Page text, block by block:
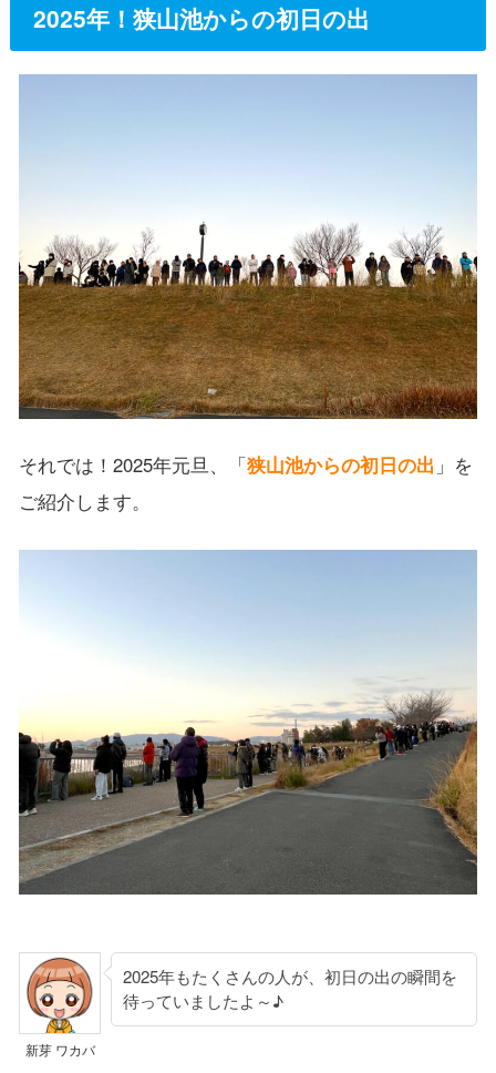
2025年！狭山池からの初日の出
それでは！2025年元旦、「狭山池からの初日の出 」を
ご紹介します。
新芽 ワカバ
2025年もたくさんの人が、初日の出の瞬間を
待っていましたよ～♪